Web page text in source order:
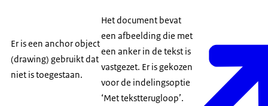
Er is een anchor object
(drawing) gebruikt dat
niet is toegestaan.
Het document bevat
een afbeelding die met
een anker in de tekst is
vastgezet. Er is gekozen
voor de indelingsoptie
‘Met tekstterugloop’.